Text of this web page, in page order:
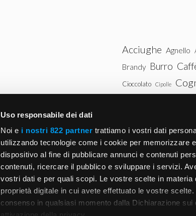
Uso responsabile dei dati
Noi e i nostri 822 partner trattiamo i vostri dati
utilizzando tecnologie come i cookie per memorizzare
dispositivo al fine di pubblicare annunci e contenuti
contenuti, ricercare il pubblico e sviluppare i servizi.
vostri dati e per quali scopi. Le vostre scelte in
proprietà digitale in cui avete effettuato le vostre
consenso in qualsiasi momento dalla Dichiarazione
Acciughe Agnello
Brandy Burro
Cioccolato Cipolle
Patate Peperoni
Pomodori
Spinaci Tacchino
Vodka Whisky